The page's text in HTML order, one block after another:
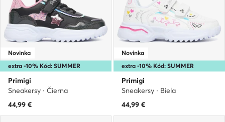
extra -10% Kód: SUMMER
Novinka
Primigi
Sneakersy · Čierna
44,99 €
extra -10% Kód: SUMMER
Novinka
Primigi
Sneakersy · Biela
44,99 €